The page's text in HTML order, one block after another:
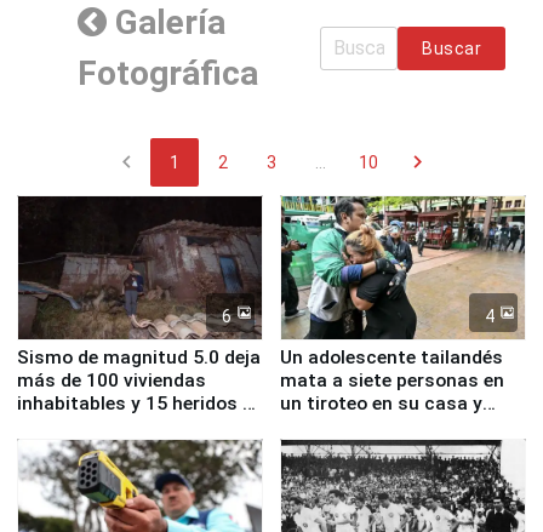
Galería
Fotográfica
Buscar
chevron_left 1 2 3 10 chevron_right
6
Sismo de magnitud 5.0 deja
más de 100 viviendas
inhabitables y 15 heridos en
4
Un adolescente tailandés
mata a siete personas en
un tiroteo en su casa y